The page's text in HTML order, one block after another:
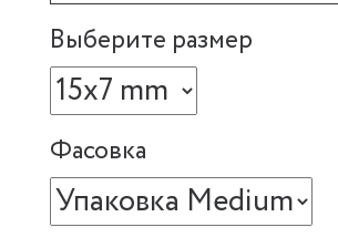
Выберите размер
Фасовка